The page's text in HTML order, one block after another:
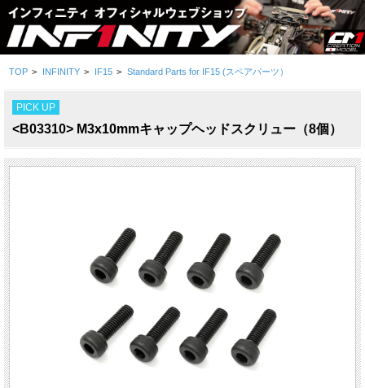
TOP > INFINITY > IF15 > Standard Parts for IF15 (スペアパーツ）
PICK UP
<B03310> M3x10mmキャップヘッドスクリュー（8個）